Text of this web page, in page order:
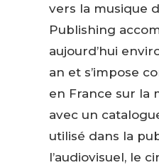
vers la musique
Publishing
aujourd’hui
an et s’impose
en France sur la
avec un
utilisé dans la
l’audiovisuel, le